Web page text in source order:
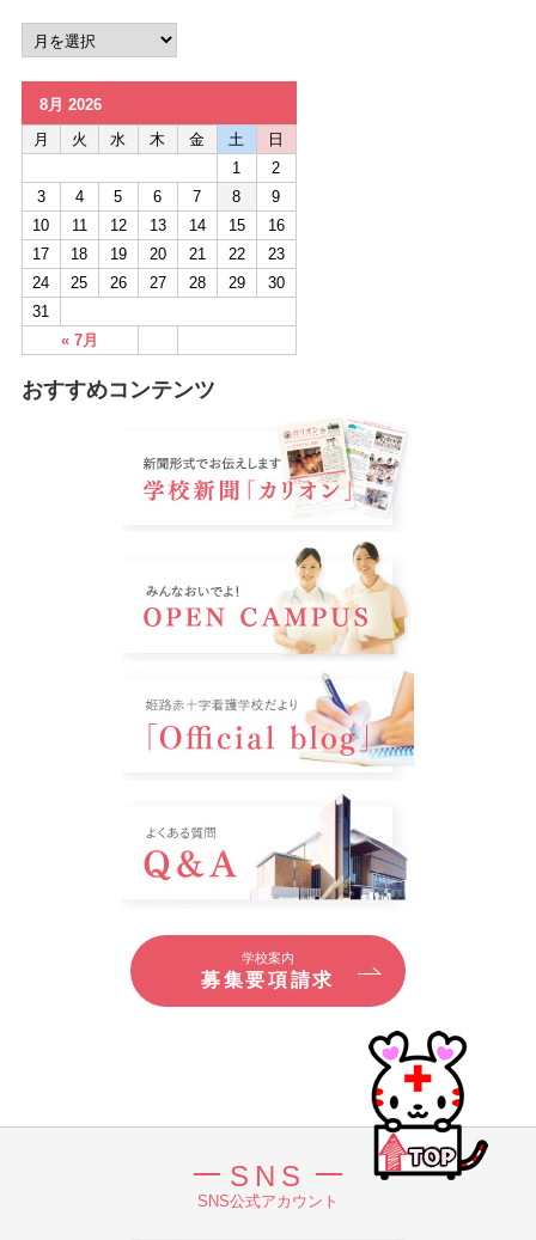
8月 2026
月
火 水 木 金 土 日
« 7月
1
2
3
4 5 6 7 8
9
10
11 12 13 14 15
16
17
18 19 20 21 22
23
24
25 26 27 28 29
30
31
おすすめコンテンツ
学校案内
募集要項請求
SNS
SNS公式アカウント